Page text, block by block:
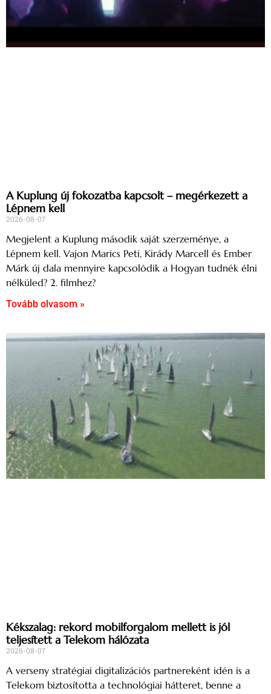
A Kuplung új fokozatba kapcsolt – megérkezett a
Lépnem kell
2026-08-07
Megjelent a Kuplung második saját szerzeménye, a
Lépnem kell. Vajon Marics Peti, Kirády Marcell és Ember
Márk új dala mennyire kapcsolódik a Hogyan tudnék élni
nélküled? 2. filmhez?
Tovább olvasom »
Kékszalag: rekord mobilforgalom mellett is jól
teljesített a Telekom hálózata
2026-08-07
A verseny stratégiai digitalizációs partnereként idén is a
Telekom biztosította a technológiai hátteret, benne a